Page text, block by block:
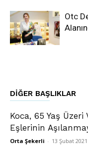
Otc
DIĞER BAŞLIKLAR
Koca, 65 Yaş
Eşlerinin
Orta Şekerli - 13 Şubat 2021